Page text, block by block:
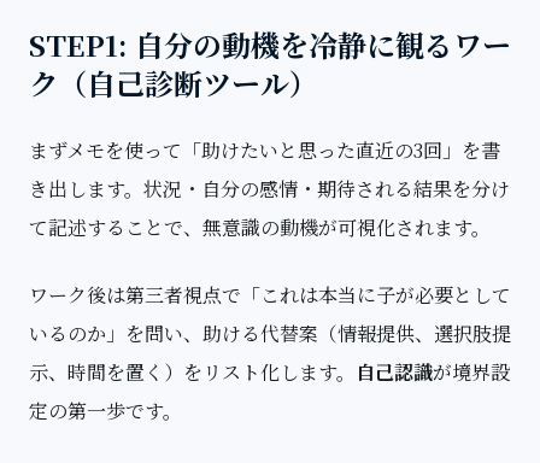
STEP1: 自分の動機を冷静に観るワー
ク（自己診断ツール）
まずメモを使って「助けたいと思った直近の3回」を書
き出します。状況・自分の感情・期待される結果を分け
て記述することで、無意識の動機が可視化されます。
ワーク後は第三者視点で「これは本当に子が必要として
いるのか」を問い、助ける代替案（情報提供、選択肢提
示、時間を置く）をリスト化します。
自己認識が境界設
定の第一歩です。